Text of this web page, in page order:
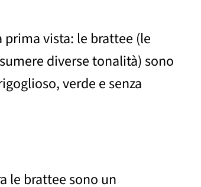
prima vista: le brattee (le
diverse tonalità) sono
verde e senza
le brattee sono un